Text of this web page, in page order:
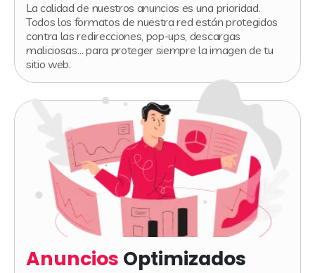
La calidad de nuestros anuncios es una prioridad.
Todos los formatos de nuestra red están protegidos
contra las redirecciones, pop-ups, descargas
maliciosas… para proteger siempre la imagen de tu
sitio web.
Anuncios Optimizados